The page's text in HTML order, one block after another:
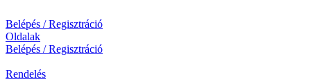
Belépés / Regisztráció
Oldalak
Belépés / Regisztráció
Rendelés